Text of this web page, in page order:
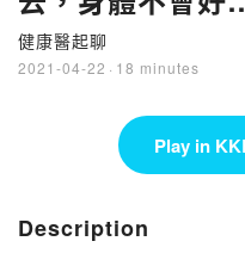
緒治療法」
健康醫起聊
2021-04-22 · 18 minutes
Play in
Description